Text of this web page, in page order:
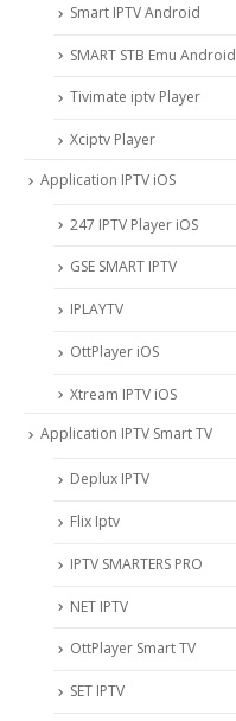
Smart IPTV Android
SMART STB Emu Android
Tivimate iptv Player
Xciptv Player
Application IPTV iOS
247 IPTV Player iOS
‎GSE SMART IPTV
IPLAYTV
OttPlayer iOS
Xtream IPTV iOS
Application IPTV Smart TV
Deplux IPTV
Flix Iptv
IPTV SMARTERS PRO
NET IPTV
OttPlayer Smart TV
SET IPTV